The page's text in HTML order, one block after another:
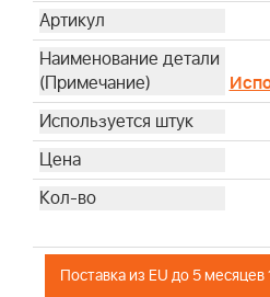
Поставка из EU до 5